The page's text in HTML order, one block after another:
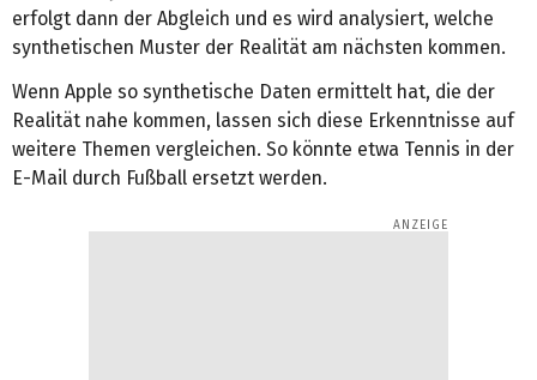
erfolgt dann der Abgleich und es wird analysiert, welche
synthetischen Muster der Realität am nächsten kommen.
Wenn Apple so synthetische Daten ermittelt hat, die der
Realität nahe kommen, lassen sich diese Erkenntnisse auf
weitere Themen vergleichen. So könnte etwa Tennis in der
E-Mail durch Fußball ersetzt werden.